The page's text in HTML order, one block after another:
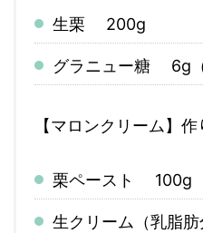
生栗 200g
グラニュー糖 6g（
【マロンクリーム】
栗ペースト 100g
生クリーム（乳脂